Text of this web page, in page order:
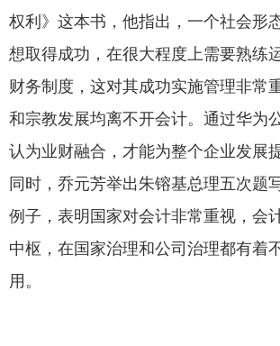
权利》这本书，他指出，一个社会形
想取得成功，在很大程度上需要熟练
财务制度，这对其成功实施管理非常
和宗教发展均离不开会计。通过华为
认为业财融合，才能为整个企业发展
同时，乔元芳举出朱镕基总理五次题
例子，表明国家对会计非常重视，会
中枢，在国家治理和公司治理都有着
用。